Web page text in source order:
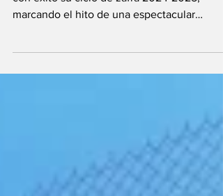
del ingenio Puga en
El ingenio Puga en Nayarit acaba de cerrar
con éxito su ciclo de zafra 2024-2025,
directo de un rescate financiero ejecutado
por Grupo Altor, que evitó la desaparición
un ícono local y salvó miles de empleos,
se puede revertir incluso el pronóstico más